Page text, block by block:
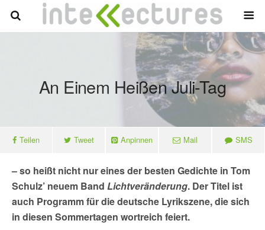
An Einem Heißen Juli-Tag
Teilen Tweet Anpinnen Mail SMS
– so heißt nicht nur eines der besten Gedichte in Tom
Schulz’ neuem Band Lichtveränderung. Der Titel ist
auch Programm für die deutsche Lyrikszene, die sich
in diesen Sommertagen wortreich feiert.